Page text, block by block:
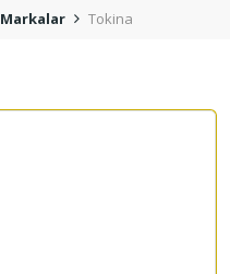
Markalar Tokina